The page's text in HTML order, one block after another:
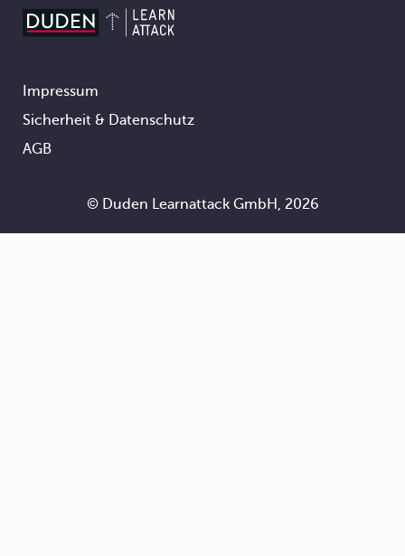
Footer
Impressum
Sicherheit & Datenschutz
AGB
© Duden Learnattack GmbH, 2026